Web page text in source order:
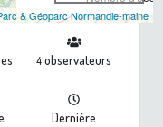
& Géoparc Normandie-maine
4observateurs
Dernière